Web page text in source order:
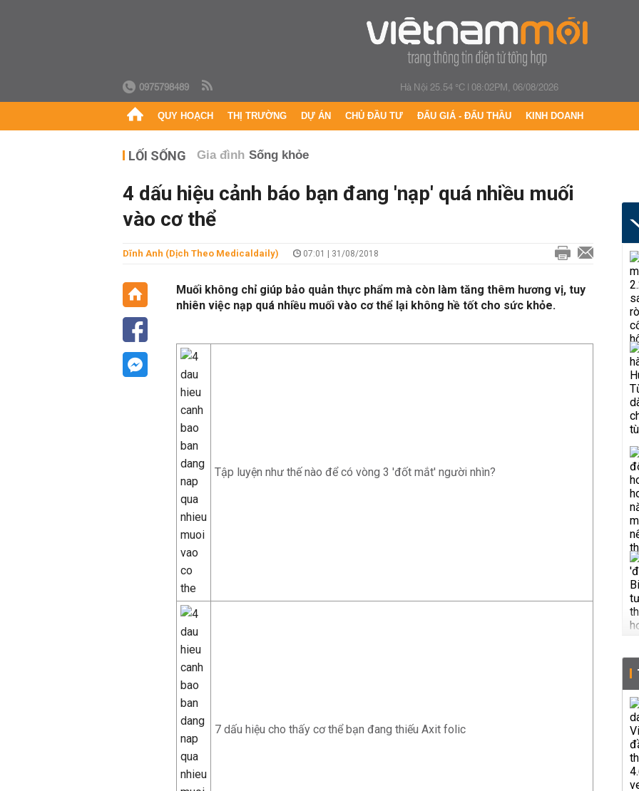
0975798489 Hà Nội 25.54 °C|08:02PM, 06/08/2026
QUY HOẠCH THỊ TRƯỜNG DỰ ÁN CHỦ ĐẦU TƯ ĐẤU GIÁ - ĐẤU THẦU KINH DOANH
LỐI SỐNG Gia đình Sống khỏe
4 dấu hiệu cảnh báo bạn đang 'nạp' quá nhiều muối
vào cơ thể
Dĩnh Anh (Dịch Theo Medicaldaily) 07:01 | 31/08/2018
Muối không chỉ giúp bảo quản thực phẩm mà còn làm tăng thêm hương vị, tuy
nhiên việc nạp quá nhiều muối vào cơ thể lại không hề tốt cho sức khỏe.
Tập luyện như thế nào để có vòng 3 'đốt mắt' người nhìn?
7 dấu hiệu cho thấy cơ thể bạn đang thiếu Axit folic